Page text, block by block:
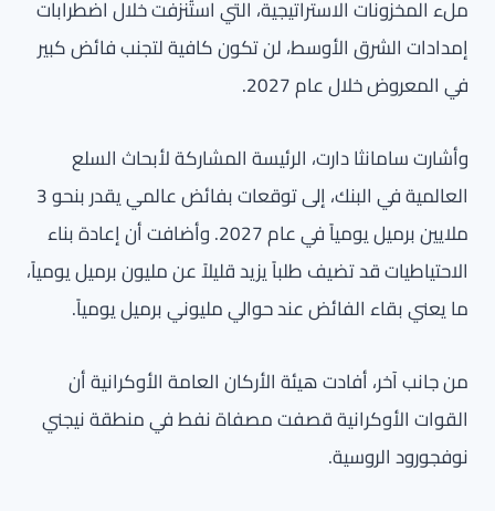
ملء المخزونات الاستراتيجية، التي استُنزفت خلال اضطرابات
إمدادات الشرق الأوسط، لن تكون كافية لتجنب فائض كبير
في المعروض خلال عام 2027.
وأشارت سامانثا دارت، الرئيسة المشاركة لأبحاث السلع
العالمية في البنك، إلى توقعات بفائض عالمي يقدر بنحو 3
ملايين برميل يومياً في عام 2027. وأضافت أن إعادة بناء
الاحتياطيات قد تضيف طلباً يزيد قليلاً عن مليون برميل يومياً،
ما يعني بقاء الفائض عند حوالي مليوني برميل يومياً.
من جانب آخر، أفادت هيئة الأركان العامة الأوكرانية أن
القوات الأوكرانية قصفت مصفاة نفط في منطقة نيجني
نوفجورود الروسية.